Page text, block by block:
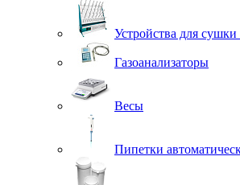
Устройства для
Газоанализаторы
Весы
Пипетки